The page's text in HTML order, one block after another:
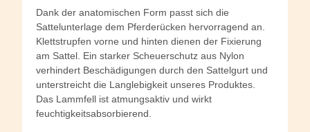
Dank der anatomischen Form passt sich die
Sattelunterlage dem Pferderücken hervorragend an.
Klettstrupfen vorne und hinten dienen der Fixierung
am Sattel. Ein starker Scheuerschutz aus Nylon
verhindert Beschädigungen durch den Sattelgurt und
unterstreicht die Langlebigkeit unseres Produktes.
Das Lammfell ist atmungsaktiv und wirkt
feuchtigkeitsabsorbierend.